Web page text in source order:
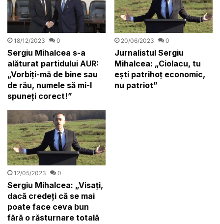
18/12/2023 0
Sergiu Mihalcea s-a
alăturat partidului AUR:
„Vorbiți-mă de bine sau
de rău, numele să mi-l
spuneți corect!”
20/06/2023 0
Jurnalistul Sergiu
Mihalcea: „Ciolacu, tu
ești patrihoț economic,
nu patriot”
12/05/2023 0
Sergiu Mihalcea: „Visați,
dacă credeți că se mai
poate face ceva bun
fără o răsturnare totală